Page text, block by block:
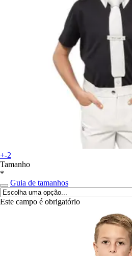
+-2
Tamanho
*
Guia de tamanhos
Este campo é obrigatório